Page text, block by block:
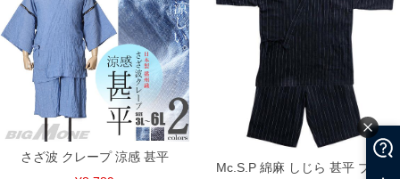
さざ波 クレープ 涼感 甚平
Mc.S.P 綿麻 しじら 甚平 ブラッ